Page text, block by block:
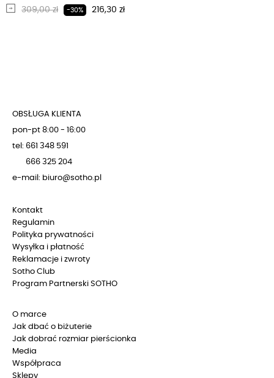
Regularna cena
309,00 zł -30% Cena
216,30 zł
OBSŁUGA KLIENTA
pon-pt 8:00 - 16:00
tel: 661 348 591
666 325 204
e-mail: biuro@sotho.pl
Kontakt
Regulamin
Polityka prywatności
Wysyłka i płatność
Reklamacje i zwroty
Sotho Club
Program Partnerski SOTHO
O marce
Jak dbać o biżuterie
Jak dobrać rozmiar pierścionka
Media
Współpraca
Sklepy